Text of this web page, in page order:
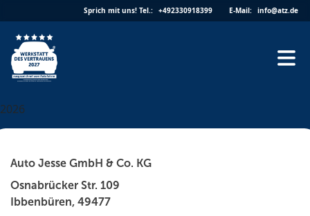
to
content
Sprich mit uns! Tel.: +492330918399 E-Mail: info@atz.de
2026
Auto Jesse GmbH & Co. KG
Osnabrücker Str. 109
Ibbenbüren, 49477